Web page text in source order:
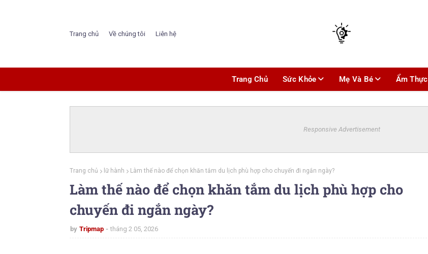
Trang chủ Về chúng tôi Liên hệ
Trang Chủ Sức Khỏe Mẹ Và Bé Ẩm Thực
Responsive Advertisement
Trang chủ lữ hành Làm thế nào để chọn khăn tắm du lịch phù hợp cho chuyến đi ngắn ngày?
Làm thế nào để chọn khăn tắm du lịch phù hợp cho
chuyến đi ngắn ngày?
by Tripmap tháng 2 05, 2026